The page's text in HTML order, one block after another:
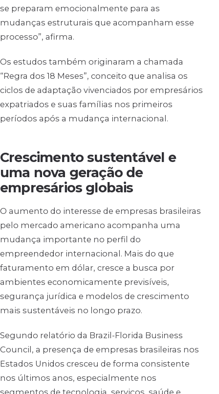
se preparam emocionalmente para as
mudanças estruturais que acompanham esse
processo”, afirma.
Os estudos também originaram a chamada
“Regra dos 18 Meses”, conceito que analisa os
ciclos de adaptação vivenciados por empresários
expatriados e suas famílias nos primeiros
períodos após a mudança internacional.
Crescimento sustentável e
uma nova geração de
empresários globais
O aumento do interesse de empresas brasileiras
pelo mercado americano acompanha uma
mudança importante no perfil do
empreendedor internacional. Mais do que
faturamento em dólar, cresce a busca por
ambientes economicamente previsíveis,
segurança jurídica e modelos de crescimento
mais sustentáveis no longo prazo.
Segundo relatório da Brazil-Florida Business
Council, a presença de empresas brasileiras nos
Estados Unidos cresceu de forma consistente
nos últimos anos, especialmente nos
segmentos de tecnologia, serviços, saúde e